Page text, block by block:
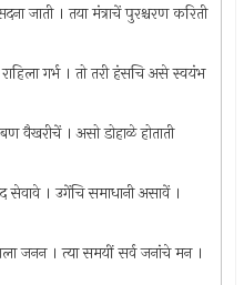
जाती । तया मंत्राचें पुरश्चरण करिती
गर्भ । तो तरी हंसचि असे स्वयंभ
वैखरीचें । असो डोहाळे होताती
। उगेंचि समाधानी असावें ।
जनन । त्या समयीं सर्व जनांचे मन ।